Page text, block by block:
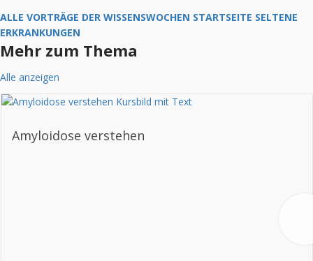
ALLE VORTRÄGE DER WISSENSWOCHEN STARTSEITE SELTENE
ERKRANKUNGEN
Mehr zum Thema
Alle anzeigen
Amyloidose verstehen